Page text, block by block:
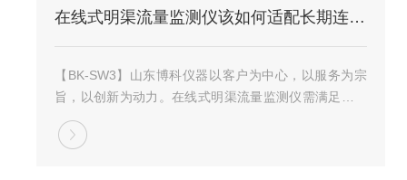
在线式明渠流量监测仪该如何适配长期连续监测场景?
【BK-SW3】山东博科仪器以客户为中心，以服务为宗
旨，以创新为动力。在线式明渠流量监测仪需满足长期
连续监测需求，广泛应用于水利工程、环保排污、市政
排水等需要持续掌握流量变化的场景。长期连续运行对